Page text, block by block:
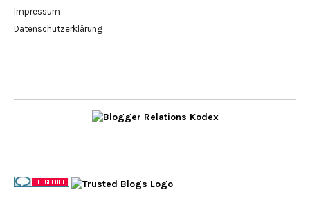
Impressum
Datenschutzerklärung